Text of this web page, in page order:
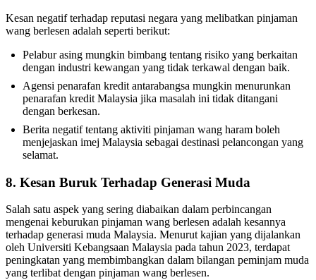
Kesan negatif terhadap reputasi negara yang melibatkan pinjaman
wang berlesen adalah seperti berikut:
Pelabur asing mungkin bimbang tentang risiko yang berkaitan
dengan industri kewangan yang tidak terkawal dengan baik.
Agensi penarafan kredit antarabangsa mungkin menurunkan
penarafan kredit Malaysia jika masalah ini tidak ditangani
dengan berkesan.
Berita negatif tentang aktiviti pinjaman wang haram boleh
menjejaskan imej Malaysia sebagai destinasi pelancongan yang
selamat.
8. Kesan Buruk Terhadap Generasi Muda
Salah satu aspek yang sering diabaikan dalam perbincangan
mengenai keburukan pinjaman wang berlesen adalah kesannya
terhadap generasi muda Malaysia. Menurut kajian yang dijalankan
oleh Universiti Kebangsaan Malaysia pada tahun 2023, terdapat
peningkatan yang membimbangkan dalam bilangan peminjam muda
yang terlibat dengan pinjaman wang berlesen.